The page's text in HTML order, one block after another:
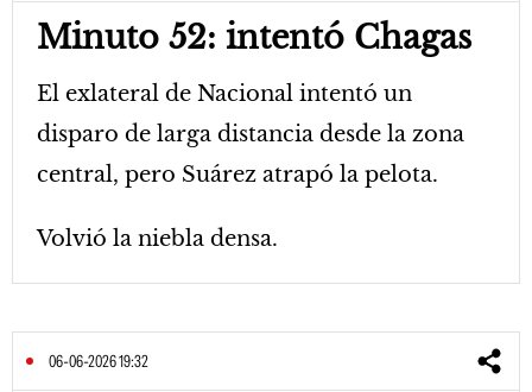
Minuto 52: intentó Chagas
El exlateral de Nacional intentó un
disparo de larga distancia desde la zona
central, pero Suárez atrapó la pelota.
Volvió la niebla densa.
06-06-2026 19:32